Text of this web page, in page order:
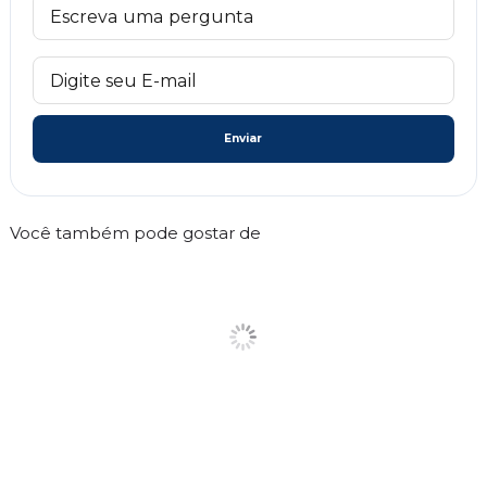
Enviar
Você também pode gostar de